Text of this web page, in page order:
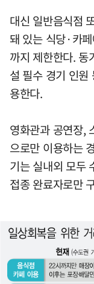
대신 일반음식점
돼 있는 식당·카
까지 제한한다. 동
설 필수 경기 인원
용한다.
영화관과 공연장,
으로만 이용하는
기는 실내외 모두
접종 완료자로만